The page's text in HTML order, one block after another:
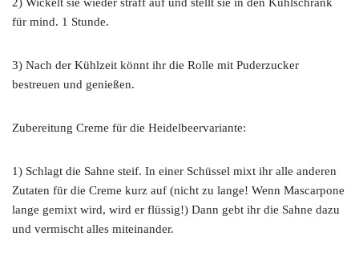
für mind. 1 Stunde.
3) Nach der Kühlzeit könnt ihr die Rolle mit Puderzucker
bestreuen und genießen.
Zubereitung Creme für die Heidelbeervariante:
1) Schlagt die Sahne steif. In einer Schüssel mixt ihr alle anderen
Zutaten für die Creme kurz auf (nicht zu lange! Wenn Mascarpone
lange gemixt wird, wird er flüssig!) Dann gebt ihr die Sahne dazu
und vermischt alles miteinander.